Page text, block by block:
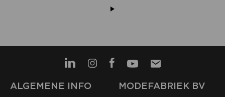
ALGEMENE INFO MODEFABRIEK BV